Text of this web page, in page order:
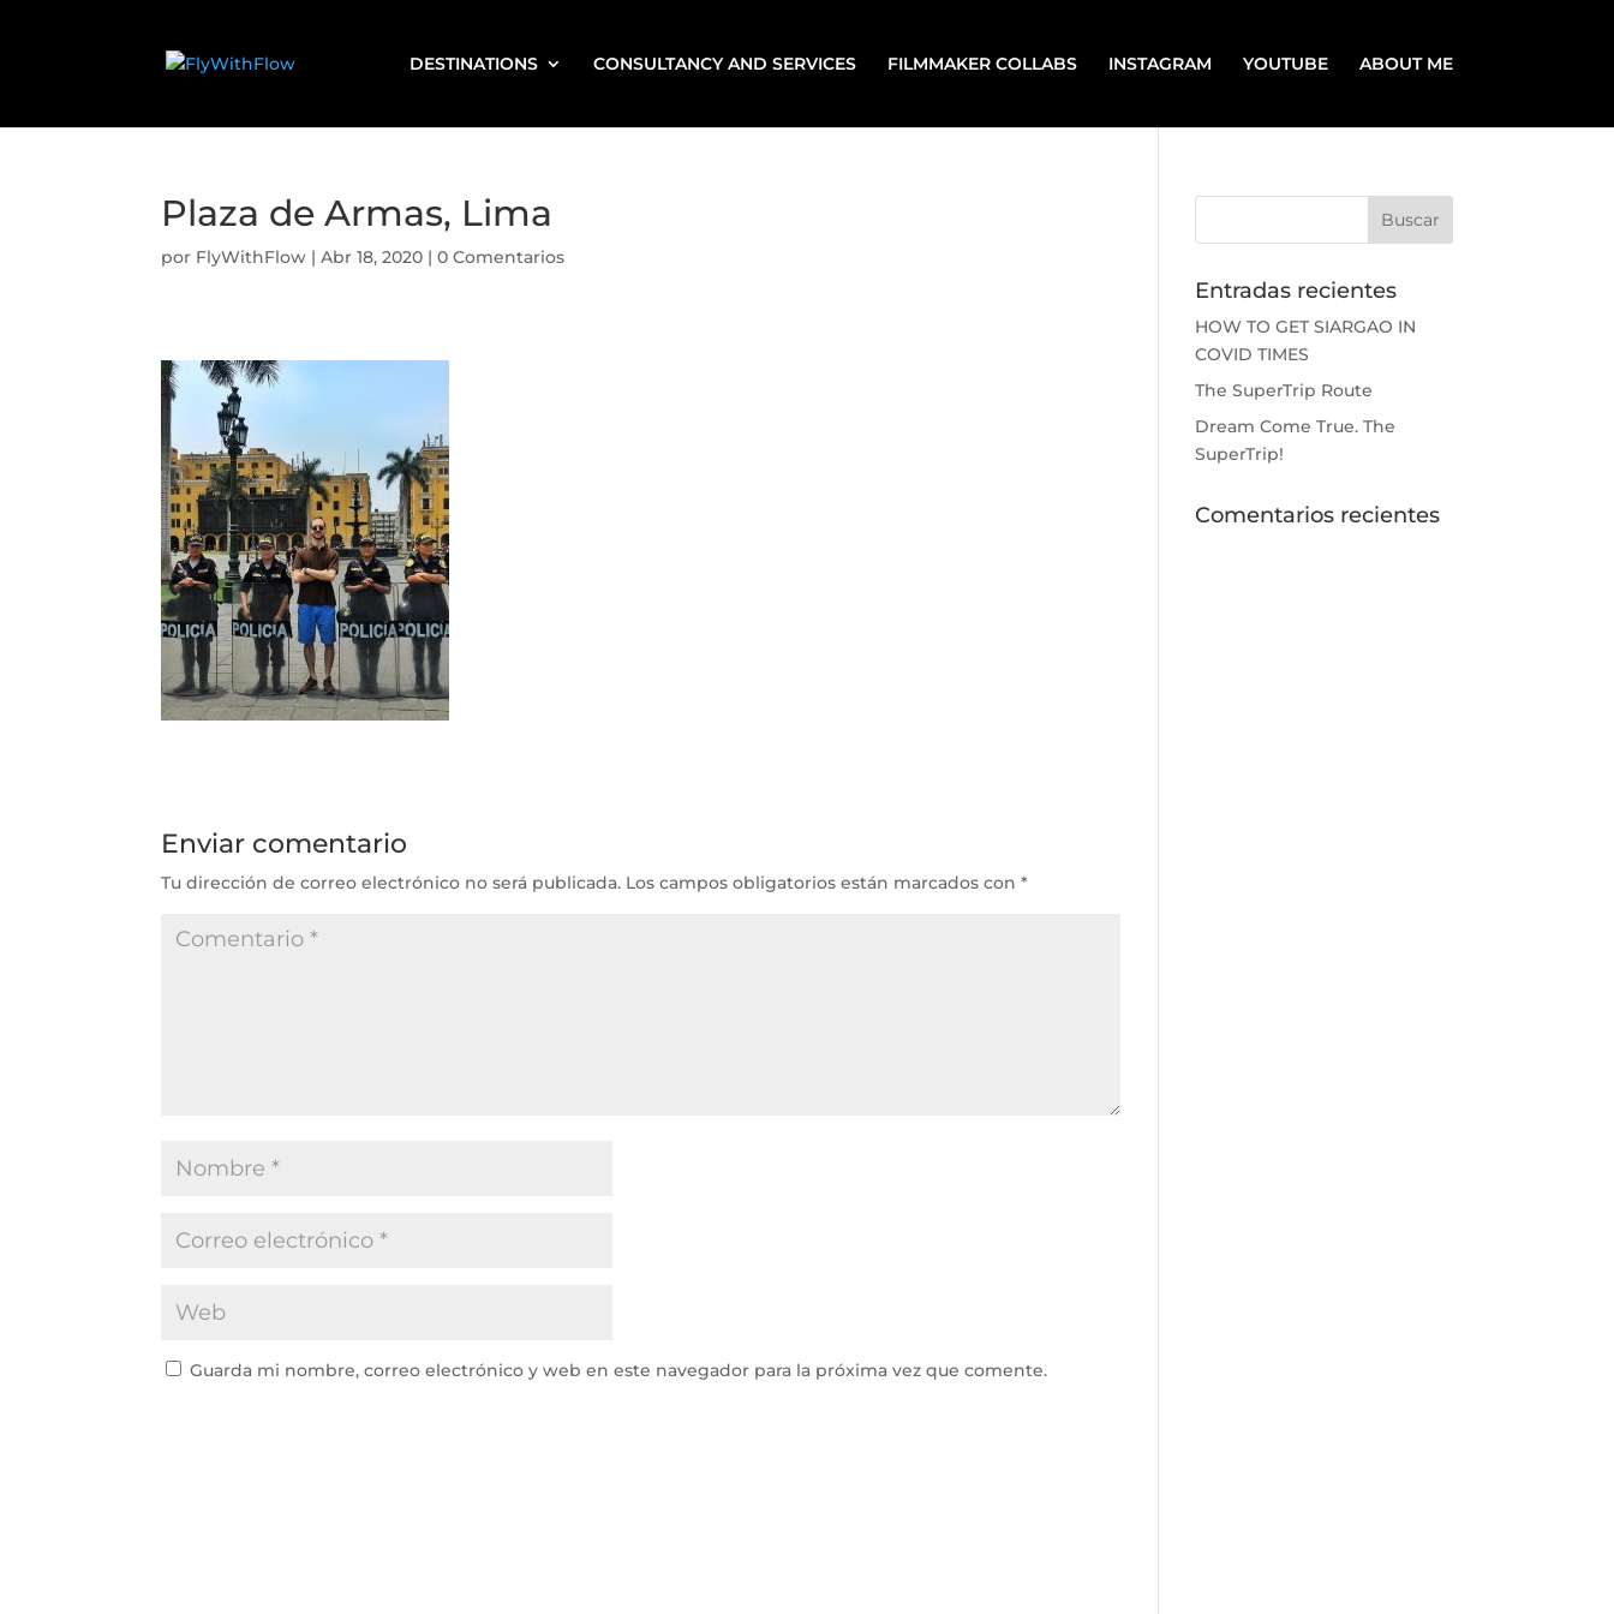
DESTINATIONS CONSULTANCY AND SERVICES FILMMAKER COLLABS INSTAGRAM YOUTUBE ABOUT ME
Plaza de Armas, Lima
por FlyWithFlow |Abr 18, 2020 |0 Comentarios
Enviar comentario
Tu dirección de correo electrónico no será publicada. Los campos obligatorios están marcados con*
Guarda mi nombre, correo electrónico y web en este navegador para la próxima vez que comente.
Entradas recientes
HOW TO GET SIARGAO IN
COVID TIMES
The SuperTrip Route
Dream Come True. The
SuperTrip!
Comentarios recientes